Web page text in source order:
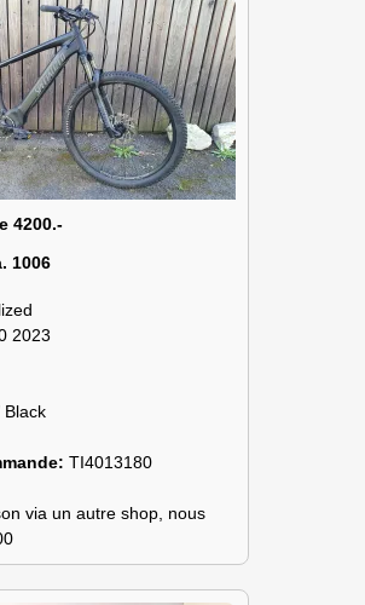
4200.-
1006
2023
Black
TI4013180
via un autre shop, nous